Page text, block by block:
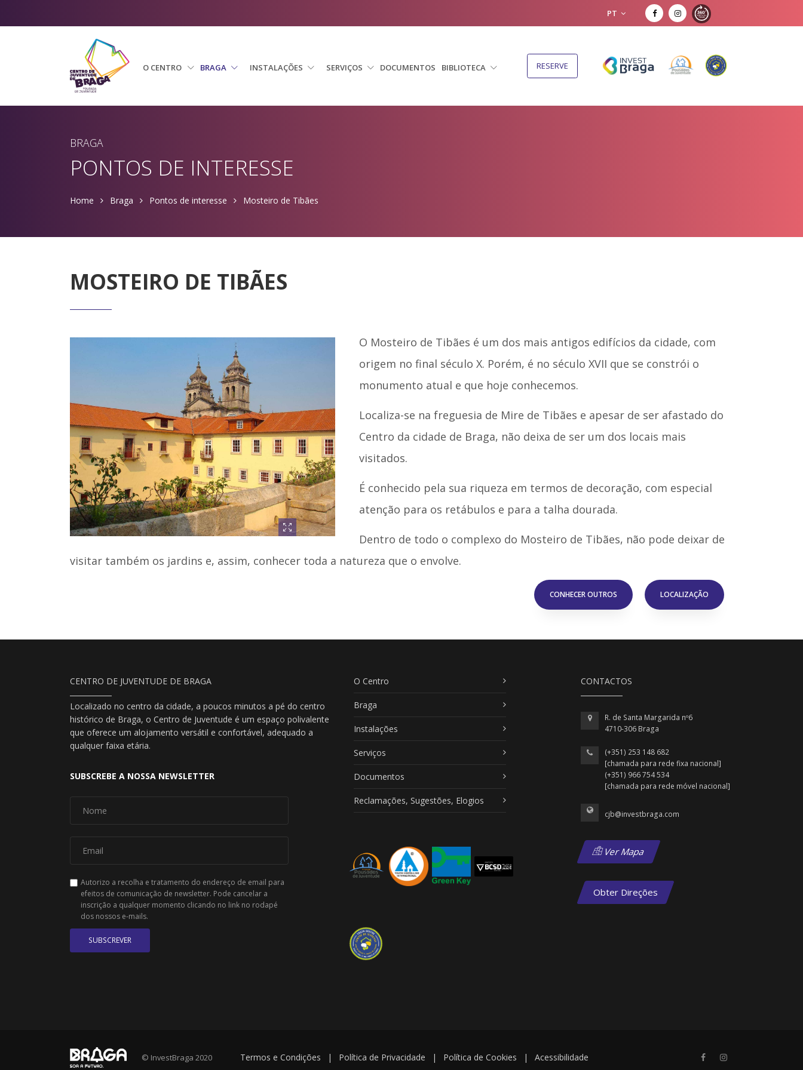
PT
O CENTRO BRAGA INSTALAÇÕES SERVIÇOS DOCUMENTOS BIBLIOTECA RESERVE
BRAGA
PONTOS DE INTERESSE
Home Braga Pontos de interesse Mosteiro de Tibães
MOSTEIRO DE TIBÃES
O Mosteiro de Tibães é um dos mais antigos edifícios da cidade, com
origem no final século X. Porém, é no século XVII que se constrói o
monumento atual e que hoje conhecemos.
Localiza-se na freguesia de Mire de Tibães e apesar de ser afastado do
Centro da cidade de Braga, não deixa de ser um dos locais mais
visitados.
É conhecido pela sua riqueza em termos de decoração, com especial
atenção para os retábulos e para a talha dourada.
Dentro de todo o complexo do Mosteiro de Tibães, não pode deixar de
visitar também os jardins e, assim, conhecer toda a natureza que o envolve.
CONHECER OUTROS LOCALIZAÇÃO
CENTRO DE JUVENTUDE DE BRAGA
Localizado no centro da cidade, a poucos minutos a pé do centro
histórico de Braga, o Centro de Juventude é um espaço polivalente
que oferece um alojamento versátil e confortável, adequado a
qualquer faixa etária.
SUBSCREBE A NOSSA NEWSLETTER
Autorizo a recolha e tratamento do endereço de email para
efeitos de comunicação de newsletter. Pode cancelar a
inscrição a qualquer momento clicando no link no rodapé
dos nossos e-mails.
SUBSCREVER
O Centro
Braga
Instalações
Serviços
Documentos
Reclamações, Sugestões, Elogios
CONTACTOS
R. de Santa Margarida nº6
4710-306 Braga
(+351) 253 148 682
[chamada para rede fixa nacional]
(+351) 966 754 534
[chamada para rede móvel nacional]
cjb@investbraga.com
Ver Mapa
Obter Direções
© InvestBraga 2020 Termos e Condições | Política de Privacidade | Política de Cookies | Acessibilidade